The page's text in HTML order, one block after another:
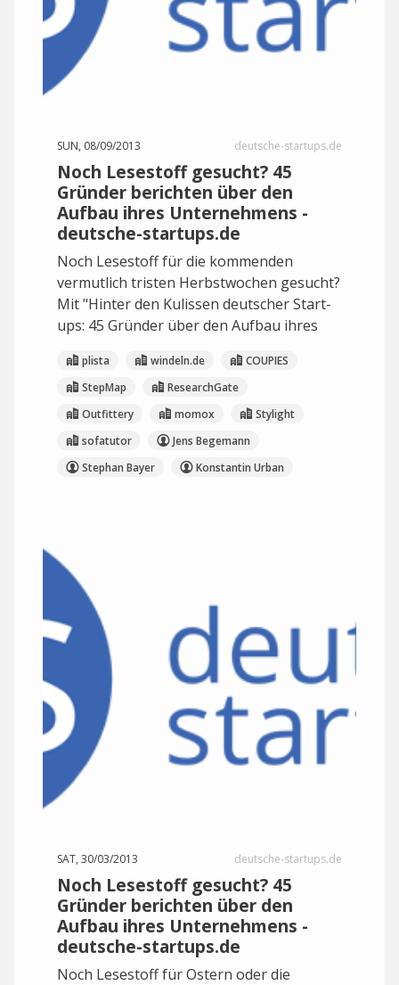
SUN, 08/09/2013 deutsche-startups.de
Noch Lesestoff gesucht? 45
Gründer berichten über den
Aufbau ihres Unternehmens -
deutsche-startups.de
Noch Lesestoff für die kommenden
vermutlich tristen Herbstwochen gesucht?
Mit "Hinter den Kulissen deutscher Start-
ups: 45 Gründer über den Aufbau ihres
plista windeln.de
COUPIES
StepMap
ResearchGate
Outfittery
momox
Stylight
sofatutor
Jens Begemann
Stephan Bayer
Konstantin Urban
SAT, 30/03/2013 deutsche-startups.de
Noch Lesestoff gesucht? 45
Gründer berichten über den
Aufbau ihres Unternehmens -
deutsche-startups.de
Noch Lesestoff für Ostern oder die